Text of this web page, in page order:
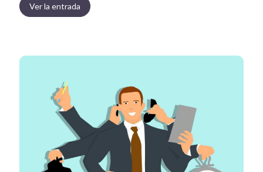
Ver la entrada